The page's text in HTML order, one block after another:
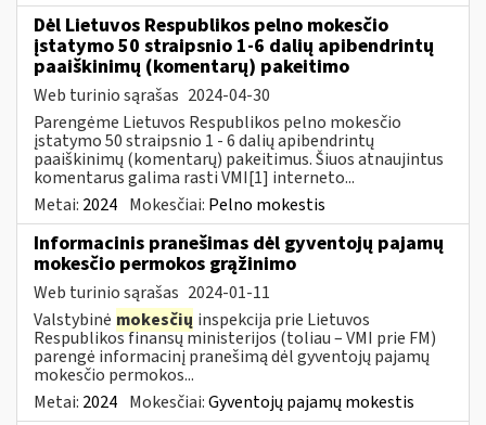
Dėl Lietuvos Respublikos pelno mokesčio
įstatymo 50 straipsnio 1-6 dalių apibendrintų
paaiškinimų (komentarų) pakeitimo
Web turinio sąrašas 2024-04-30
Parengėme Lietuvos Respublikos pelno mokesčio
įstatymo 50 straipsnio 1 - 6 dalių apibendrintų
paaiškinimų (komentarų) pakeitimus. Šiuos atnaujintus
komentarus galima rasti VMI[1] interneto...
Metai: 2024 Mokesčiai: Pelno mokestis
Informacinis pranešimas dėl gyventojų pajamų
mokesčio permokos grąžinimo
Web turinio sąrašas 2024-01-11
Valstybinė mokesčių inspekcija prie Lietuvos
Respublikos finansų ministerijos (toliau – VMI prie FM)
parengė informacinį pranešimą dėl gyventojų pajamų
mokesčio permokos...
Metai: 2024 Mokesčiai:Gyventojų pajamų mokestis